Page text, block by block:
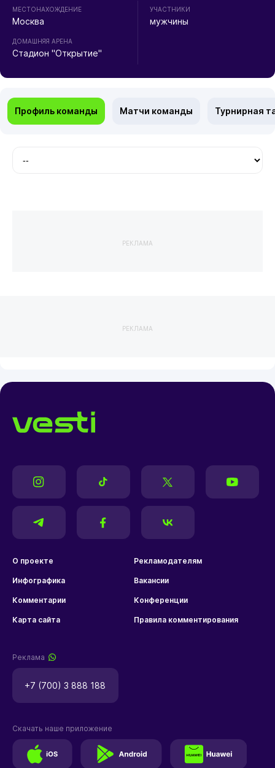
МЕСТОНАХОЖДЕНИЕ
Москва
ДОМАШНЯЯ АРЕНА
Стадион "Открытие"
УЧАСТНИКИ
мужчины
Профиль команды Матчи команды Турнирная
РЕКЛАМА
РЕКЛАМА
О проекте Рекламодателям
Инфографика Вакансии
Комментарии Конференции
Карта сайта Правила комментирования
Реклама
+7 (700) 3 888 188
Скачать наше приложение